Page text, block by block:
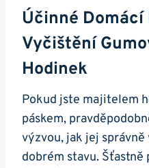
Účinné Domácí
Vyčištění
Hodinek
Pokud jste majitelem
páskem,
výzvou, jak ⁣jej
dobrém‍ stavu.